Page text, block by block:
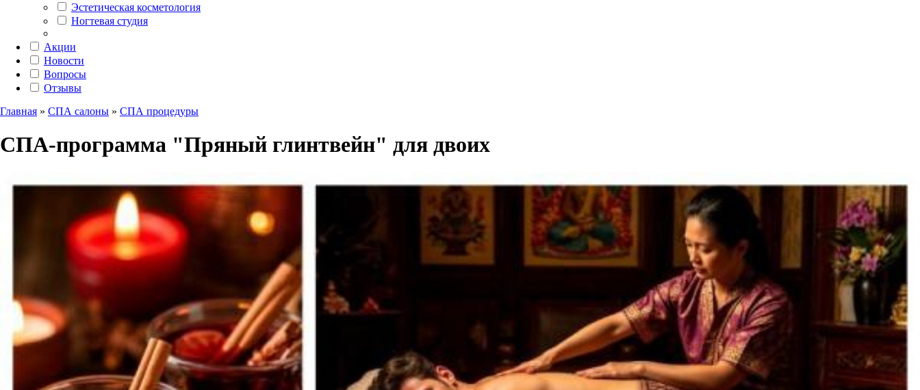
Эстетическая косметология
Ногтевая студия
Акции
Новости
Вопросы
Отзывы
Главная » СПА салоны » СПА процедуры
СПА-программа "Пряный глинтвейн" для двоих